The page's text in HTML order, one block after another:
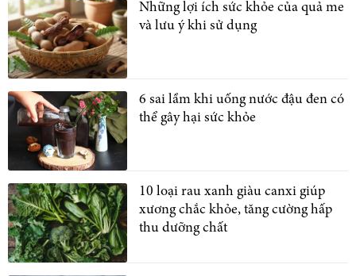
Những lợi ích sức khỏe của quả me
và lưu ý khi sử dụng
6 sai lầm khi uống nước đậu đen có
thể gây hại sức khỏe
10 loại rau xanh giàu canxi giúp
xương chắc khỏe, tăng cường hấp
thu dưỡng chất